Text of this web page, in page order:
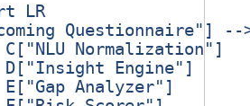
LR
Questionnaire"]
Normalization"]
Engine"]
Analyzer"]